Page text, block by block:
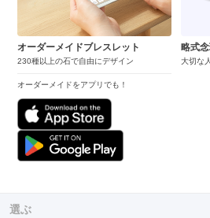
オーダーメイドブレスレット
230種以上の石で自由にデザイン
オーダーメイドをアプリでも！
略式
大切な
選ぶ